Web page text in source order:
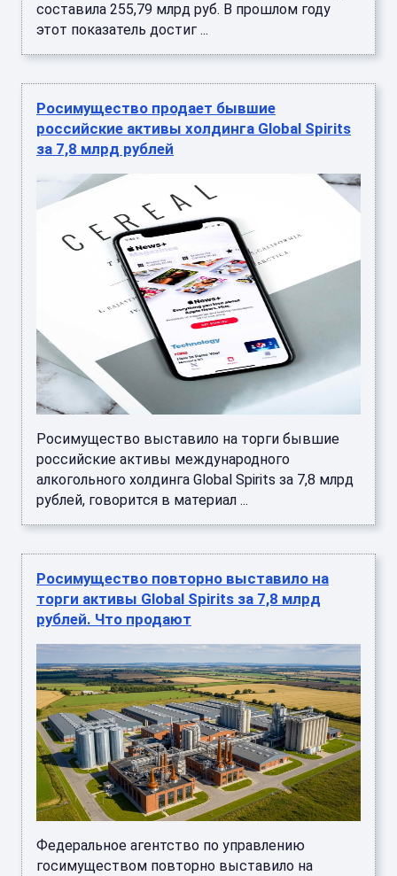
составила 255,79 млрд руб. В прошлом году
этот показатель достиг ...
Росимущество продает бывшие
российские активы холдинга Global Spirits
за 7,8 млрд рублей
Росимущество выставило на торги бывшие
российские активы международного
алкогольного холдинга Global Spirits за 7,8 млрд
рублей, говорится в материал ...
Росимущество повторно выставило на
торги активы Global Spirits за 7,8 млрд
рублей. Что продают
Федеральное агентство по управлению
госимуществом повторно выставило на